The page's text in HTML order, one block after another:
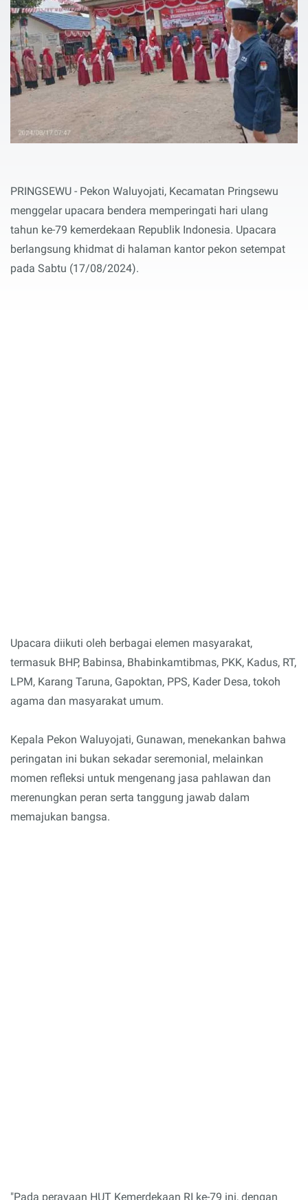
PRINGSEWU - Pekon Waluyojati, Kecamatan Pringsewu
menggelar upacara bendera memperingati hari ulang
tahun ke-79 kemerdekaan Republik Indonesia. Upacara
berlangsung khidmat di halaman kantor pekon setempat
pada Sabtu (17/08/2024).
Upacara diikuti oleh berbagai elemen masyarakat,
termasuk BHP, Babinsa, Bhabinkamtibmas, PKK, Kadus, RT,
LPM, Karang Taruna, Gapoktan, PPS, Kader Desa, tokoh
agama dan masyarakat umum.
Kepala Pekon Waluyojati, Gunawan, menekankan bahwa
peringatan ini bukan sekadar seremonial, melainkan
momen refleksi untuk mengenang jasa pahlawan dan
merenungkan peran serta tanggung jawab dalam
memajukan bangsa.
"Pada perayaan HUT Kemerdekaan RI ke-79 ini, dengan